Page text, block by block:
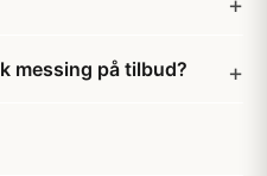
messing på tilbud?